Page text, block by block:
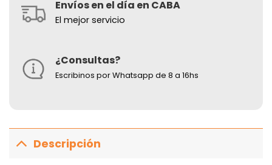
Envíos en el día en CABA
El mejor servicio
¿Consultas?
Escribinos por Whatsapp de 8 a 16hs
Descripción